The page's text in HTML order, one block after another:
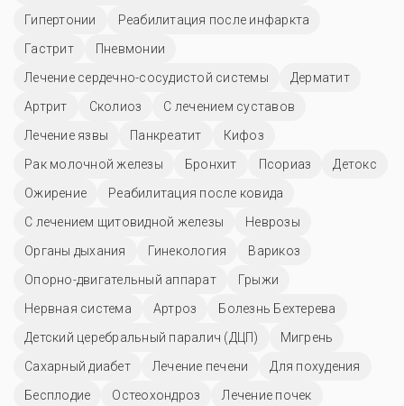
Гипертонии
Реабилитация после инфаркта
Гастрит
Пневмонии
Лечение сердечно-сосудистой системы
Дерматит
Артрит
Сколиоз
С лечением суставов
Лечение язвы
Панкреатит
Кифоз
Рак молочной железы
Бронхит Псориаз
Детокс
Ожирение
Реабилитация после ковида
С лечением щитовидной железы
Неврозы
Органы дыхания
Гинекология
Варикоз
Опорно-двигательный аппарат
Грыжи
Нервная система
Артроз
Болезнь Бехтерева
Детский церебральный паралич (ДЦП)
Мигрень
Сахарный диабет
Лечение печени
Для похудения
Бесплодие
Остеохондроз
Лечение почек